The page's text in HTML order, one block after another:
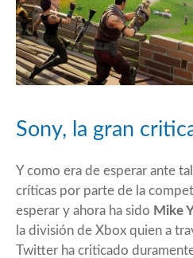
Sony, la gran
Y como era de esperar ante
críticas por parte de la
esperar y ahora ha sido Mike
la división de Xbox quien a
Twitter ha criticado